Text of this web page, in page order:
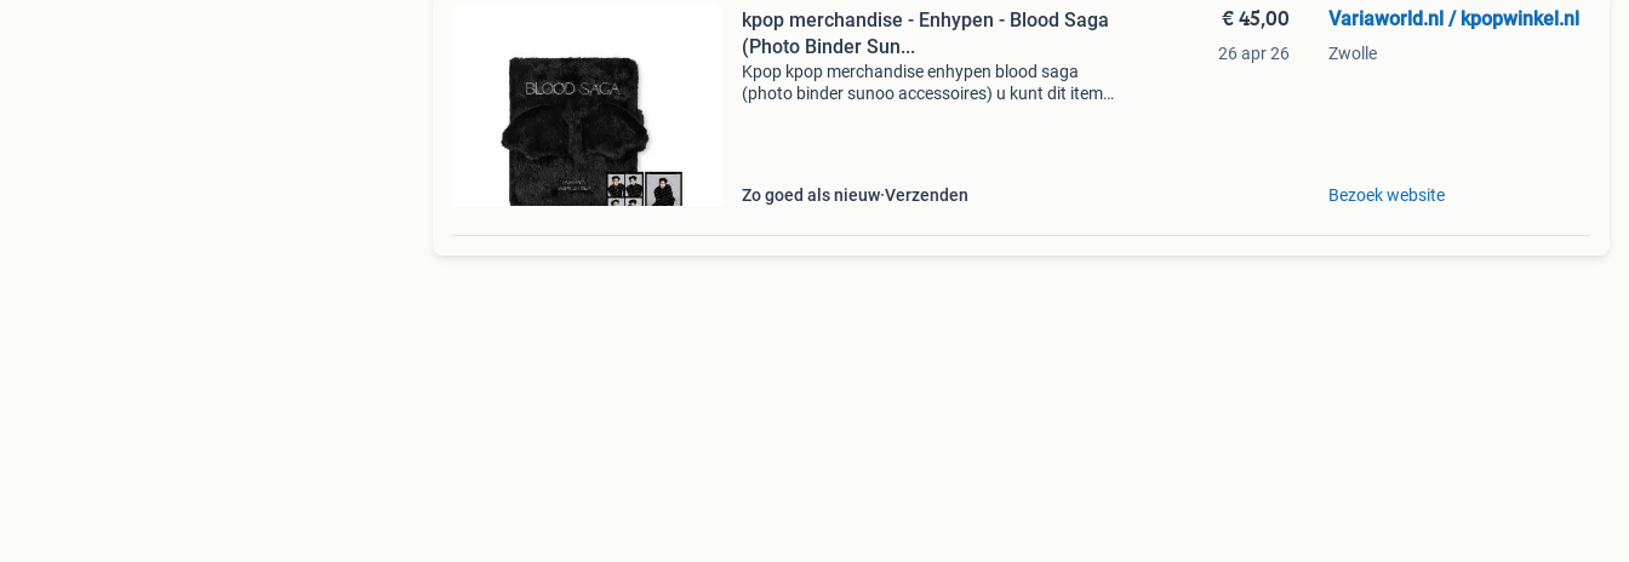
kpop merchandise - Enhypen - Blood Saga
(Photo Binder Sun...
Kpop kpop merchandise enhypen blood saga
(photo binder sunoo accessoires) u kunt dit item
Zo goed als nieuw Verzenden
€ 45,00
26 apr 26
Variaworld.nl / kpopwinkel.nl
Zwolle
Bezoek website